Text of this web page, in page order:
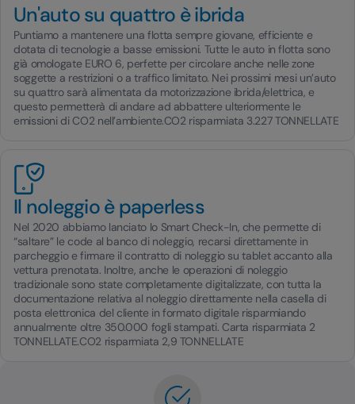
Un'auto su quattro è ibrida
Puntiamo a mantenere una flotta sempre giovane, efficiente e
dotata di tecnologie a basse emissioni. Tutte le auto in flotta sono
già omologate EURO 6, perfette per circolare anche nelle zone
soggette a restrizioni o a traffico limitato. Nei prossimi mesi un’auto
su quattro sarà alimentata da motorizzazione ibrida/elettrica, e
questo permetterà di andare ad abbattere ulteriormente le
emissioni di CO2 nell’ambiente.CO2 risparmiata 3.227 TONNELLATE
Il noleggio è paperless
Nel 2020 abbiamo lanciato lo Smart Check-In, che permette di
“saltare” le code al banco di noleggio, recarsi direttamente in
parcheggio e firmare il contratto di noleggio su tablet accanto alla
vettura prenotata. Inoltre, anche le operazioni di noleggio
tradizionale sono state completamente digitalizzate, con tutta la
documentazione relativa al noleggio direttamente nella casella di
posta elettronica del cliente in formato digitale risparmiando
annualmente oltre 350.000 fogli stampati. Carta risparmiata 2
TONNELLATE.CO2 risparmiata 2,9 TONNELLATE